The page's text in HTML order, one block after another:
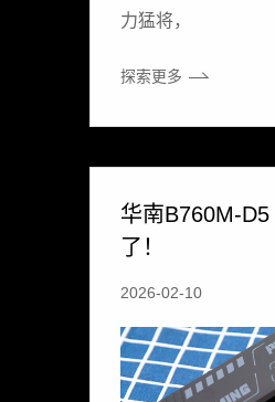
力猛将，
探索更多
华南B760M-
了！
2026-02-10